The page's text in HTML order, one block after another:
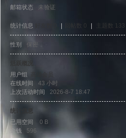
邮箱状态
未验证
统计信息 回帖数 0 主题数 133
性别 保密
用户组 高级会员
在线时间
43 小时
上次活动时间
2026-8-7 18:47
统计信息
已用空间
0 B
金钱
596